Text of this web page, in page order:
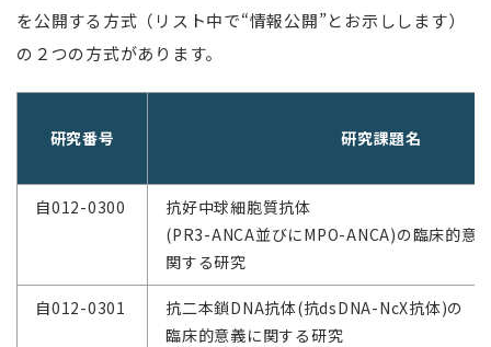
を公開する方式（リスト中で“情報公開”とお示しします）
の２つの方式があります。
研究番号 研究課題名
自012-0300
抗好中球細胞質抗体
(PR3-ANCA並びにMPO-ANCA)の臨床的意
関する研究
自012-0301
抗二本鎖DNA抗体(抗dsDNA-NcX抗体)の
臨床的意義に関する研究